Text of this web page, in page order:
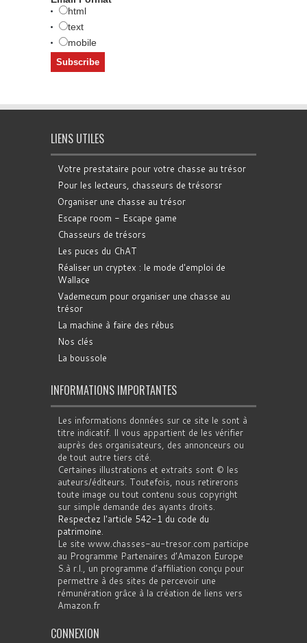
html
text
mobile
LIENS UTILES
Votre prestataire pour votre chasse au trésor
Pour les lecteurs, chasseurs de trésorsr
Organiser une chasse au trésor
Escape room - Escape game
Chasseurs de trésors
Les puces du ChAT
Réaliser un cryptex : le mode d'emploi de
Wallace
Vademecum pour organiser une chasse au
trésor
La machine à faire des rébus
Nos clés
La boussole
INFORMATIONS IMPORTANTES
Les informations données sur ce site le sont à
titre indicatif. Il vous appartient de les vérifier
auprès des organisateurs, des annonceurs ou
de tout autre tiers cité.
Certaines illustrations et extraits sont © les
auteurs/éditeurs. Toutefois, nous retirerons
toute image ou tout contenu sous copyright
sur simple demande des ayants droits.
Respectez l'article 542-1 du code du
patrimoine.
Le site www.chasses-au-tresor.com participe
au Programme Partenaires d’Amazon Europe
S.à r.l., un programme d’affiliation conçu pour
permettre à des sites de percevoir une
rémunération grâce à la création de liens vers
Amazon.fr
CONNEXION